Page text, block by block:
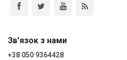
Зв'язок з нами
+38 050 9364428